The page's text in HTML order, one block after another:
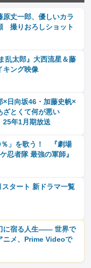
原丈一郎、優しいカラ
撮りおろしショット
乱太郎』大西流星＆藤
キング映像
×日向坂46・加藤史帆×
とくて何が悪い
年1月期放送
％」を歌う！ 『劇場
忍者隊 最強の軍師』
スタート 新ドラマ一覧
に宿る人生―― 世界で
ニメ、Prime Videoで